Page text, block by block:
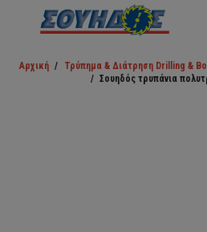
Αρχική / Τρύπημα & Διάτρηση Drilling &
/ Σουηδός τρυπάνια